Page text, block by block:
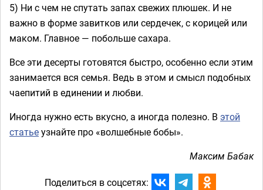
5) Ни с чем не спутать запах свежих плюшек. И не
важно в форме завитков или сердечек, с корицей или
маком. Главное — побольше сахара.
Все эти десерты готовятся быстро, особенно если этим
занимается вся семья. Ведь в этом и смысл подобных
чаепитий в единении и любви.
Иногда нужно есть вкусно, а иногда полезно. В этой
статьеузнайте про «волшебные бобы».
Максим Бабак
Поделиться в соцсетях: